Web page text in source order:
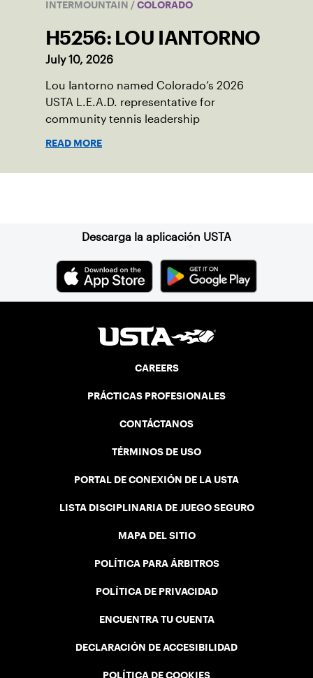
INTERMOUNTAIN / COLORADO
H5256: LOU IANTORNO
July 10, 2026
Lou Iantorno named Colorado’s 2026
USTA L.E.A.D. representative for
community tennis leadership
READ MORE
Descarga la aplicación USTA
CAREERS
PRÁCTICAS PROFESIONALES
CONTÁCTANOS
TÉRMINOS DE USO
PORTAL DE CONEXIÓN DE LA USTA
LISTA DISCIPLINARIA DE JUEGO SEGURO
MAPA DEL SITIO
POLÍTICA PARA ÁRBITROS
POLÍTICA DE PRIVACIDAD
ENCUENTRA TU CUENTA
DECLARACIÓN DE ACCESIBILIDAD
POLÍTICA DE COOKIES